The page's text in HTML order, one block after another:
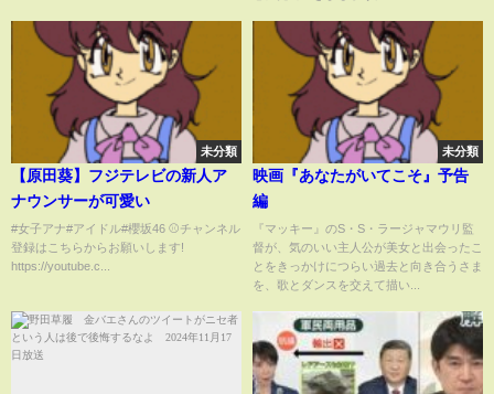
未分類
【原田葵】フジテレビの新人ア
ナウンサーが可愛い
#女子アナ#アイドル#櫻坂46 ⚾️チャンネル
登録はこちらからお願いします!
https://youtube.c...
未分類
映画『あなたがいてこそ』予告
編
『マッキー』のS・S・ラージャマウリ監
督が、気のいい主人公が美女と出会ったこ
とをきっかけにつらい過去と向き合うさま
を、歌とダンスを交えて描い...